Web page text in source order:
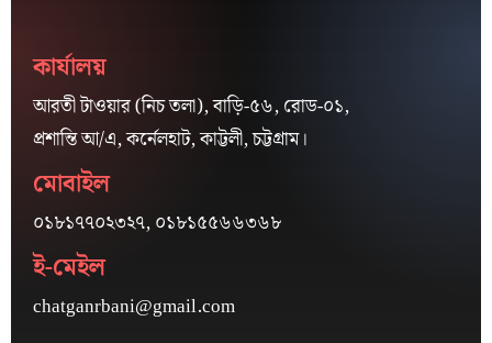
কার্যালয়
আরতী টাওয়ার (নিচ তলা), বাড়ি-৫৬, রোড-০১,
প্রশান্তি আ/এ, কর্নেলহাট, কাট্টলী, চট্টগ্রাম।
মোবাইল
০১৮১৭৭০২৩২৭, ০১৮১৫৫৬৬৩৬৮
ই-মেইল
chatganrbani@gmail.com